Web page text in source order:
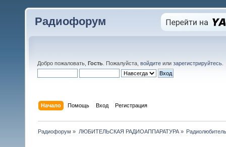
Радиофорум
Добро пожаловать, Гость . Пожалуйста, войдите или зарегистрируйтесь
Начало Помощь Вход Регистрация
Радиофорум » ЛЮБИТЕЛЬСКАЯ РАДИОАППАРАТУРА»